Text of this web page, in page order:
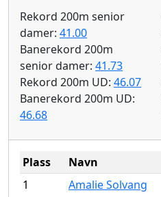
Rekord 200m senior
damer: 41.00
Banerekord 200m
senior damer: 41.73
Rekord 200m UD: 46.07
Banerekord 200m UD:
46.68
Plass Navn
1
Amalie Solvang